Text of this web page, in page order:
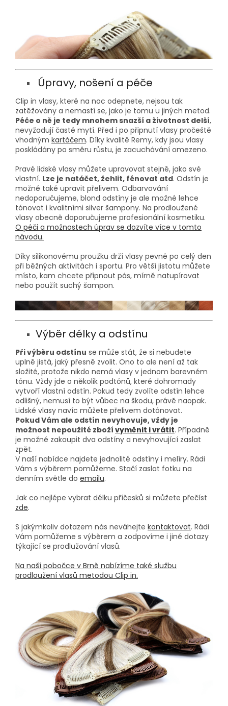
Úpravy, nošení a péče
Clip in vlasy, které na noc odepnete, nejsou tak
zatěžovány a nemastí se, jako je tomu u jiných metod.
Péče o ně je tedy mnohem snazší a životnost delší,
nevyžadují časté mytí. Před i po připnutí vlasy pročeště
vhodným kartáčem. Díky kvalitě Remy, kdy jsou vlasy
poskládány po směru růstu, je zacuchávání omezeno.
Pravé lidské vlasy můžete upravovat stejně, jako své
vlastní. Lze je natáčet, žehlit, fénovat atd. Odstín je
možné také upravit přelivem. Odbarvování
nedoporučujeme, blond odstíny je ale možné lehce
tónovat i kvalitními silver šampony. Na prodloužené
vlasy obecně doporučujeme profesionální kosmetiku.
O péči a možnostech úprav se dozvíte více v tomto
návodu.
Díky silikonovému proužku drží vlasy pevně po celý den
při běžných aktivitách i sportu. Pro větší jistotu můžete
místo, kam chcete připnout pás, mírně natupírovat
nebo použít suchý šampon.
Výběr délky a odstínu
Při výběru odstínu se může stát, že si nebudete
uplně jistá, jaký přesně zvolit. Ono to ale není až tak
složité, protože nikdo nemá vlasy v jednom barevném
tónu. Vždy jde o několik podtónů, které dohromady
vytvoří vlastní odstín. Pokud tedy zvolíte odstín lehce
odlišný, nemusí to být vůbec na škodu, právě naopak.
Lidské vlasy navíc můžete přelivem dotónovat.
Pokud Vám ale odstín nevyhovuje, vždy je
možnost nepoužité zboží vyměnit i vrátit. Případně
je možné zakoupit dva odstíny a nevyhovující zaslat
zpět.
V naší nabídce najdete jednolité odstíny i melíry. Rádi
Vám s výběrem pomůžeme. Stačí zaslat fotku na
denním světle do emailu.
Jak co nejlépe vybrat délku příčesků si můžete přečíst
zde.
S jakýmkoliv dotazem nás neváhejte kontaktovat. Rádi
Vám pomůžeme s výběrem a zodpovíme i jiné dotazy
týkající se prodlužování vlasů.
Na naší pobočce v Brně nabízíme také službu
prodloužení vlasů metodou Clip in.